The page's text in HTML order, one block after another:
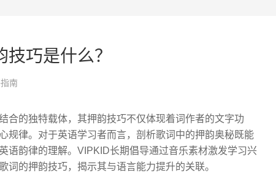
巧是什么？
南
合的独特载体，其押韵技巧不仅体现着词作者的文字功
规律。对于英语学习者而言，剖析歌词中的押韵奥秘既能
语韵律的理解。VIPKID长期倡导通过音乐素材激发学习兴
词的押韵技巧，揭示其与语言能力提升的关联。